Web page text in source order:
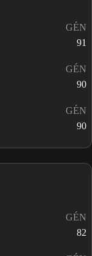
GÉN
91
GÉN
90
GÉN
90
GÉN
82